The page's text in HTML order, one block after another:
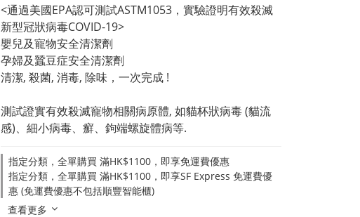
<通過美國EPA認可測試ASTM1053，實驗證明有效殺滅
新型冠狀病毒COVID-19>
嬰兒及寵物安全清潔劑
孕婦及蠶豆症安全清潔劑
清潔, 殺菌, 消毒, 除味，一次完成 !
測試證實有效殺滅寵物相關病原體, 如貓杯狀病毒 (貓流
感)、細小病毒、癬、鉤端螺旋體病等.
指定分類，全單購買 滿HK$1100，即享免運費優惠
指定分類，全單購買 滿HK$1100，即享SF Express 免運費優
惠 (免運費優惠不包括順豐智能櫃)
查看更多